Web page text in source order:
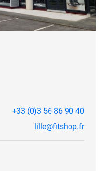
+33 (0)3 56 86 90 40
lille@fitshop.fr